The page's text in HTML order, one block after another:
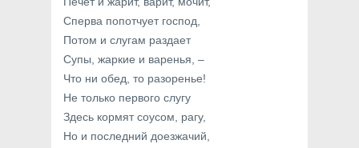
Сперва попотчует господ,
Потом и слугам раздает
Супы, жаркие и варенья, –
Что ни обед, то разоренье!
Не только первого слугу
Здесь кормят соусом, рагу,
Но и последний доезжачий,